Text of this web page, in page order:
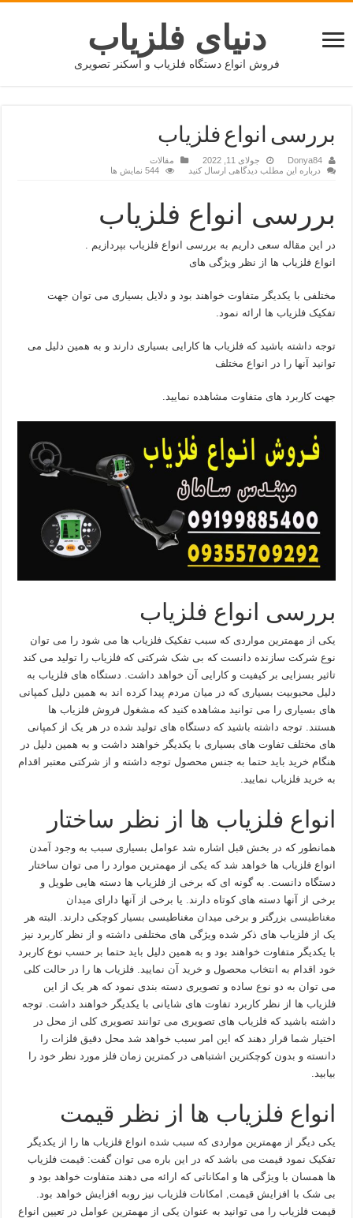
دنیای فلزیاب
فروش انواع دستگاه فلزیاب و اسکنر تصویری
بررسی انواع فلزیاب
Donya84 جولای 11, 2022
مقالات
درباره این مطلب دیدگاهی ارسال کنید
544 نمایش ها
بررسی انواع فلزیاب
در این مقاله سعی داریم به بررسی انواع فلزیاب بپردازیم .
انواع فلزیاب ها از نظر ویژگی های
مختلفی با یکدیگر متفاوت خواهند بود و دلایل بسیاری می توان جهت
تفکیک فلزیاب ها ارائه نمود.
توجه داشته باشید که فلزیاب ها کارایی بسیاری دارند و به همین دلیل می
توانید آنها را در انواع مختلف
جهت کاربرد های متفاوت مشاهده نمایید.
بررسی انواع فلزیاب
یکی از مهمترین مواردی که سبب تفکیک فلزیاب ها می شود را می توان
نوع شرکت سازنده دانست که بی شک شرکتی که فلزیاب را تولید می کند
تاثیر بسزایی بر کیفیت و کارایی آن خواهد داشت. دستگاه های فلزیاب به
دلیل محبوبیت بسیاری که در میان مردم پیدا کرده اند به همین دلیل کمپانی
های بسیاری را می توانید مشاهده کنید که مشغول فروش فلزیاب ها
هستند. توجه داشته باشید که دستگاه های تولید شده در هر یک از کمپانی
های مختلف تفاوت های بسیاری با یکدیگر خواهند داشت و به همین دلیل در
هنگام خرید باید حتما به جنس محصول توجه داشته و از شرکتی معتبر اقدام
به خرید فلزیاب نمایید.
انواع فلزیاب ها از نظر ساختار
همانطور که در بخش قبل اشاره شد عوامل بسیاری سبب به وجود آمدن
انواع فلزیاب ها خواهد شد که یکی از مهمترین موارد را می توان ساختار
دستگاه دانست. به گونه ای که برخی از فلزیاب ها دسته هایی طویل و
برخی از آنها دسته های کوتاه دارند. یا برخی از آنها دارای میدان
مغناطیسی بزرگتر و برخی میدان مغناطیسی بسیار کوچکی دارند. البته هر
یک از فلزیاب های ذکر شده ویژگی های مختلفی داشته و از نظر کاربرد نیز
با یکدیگر متفاوت خواهند بود و به همین دلیل باید حتما بر حسب نوع کاربرد
خود اقدام به انتخاب محصول و خرید آن نمایید. فلزیاب ها را در حالت کلی
می توان به دو نوع ساده و تصویری دسته بندی نمود که هر یک از این
فلزیاب ها از نظر کاربرد تفاوت های شایانی با یکدیگر خواهند داشت. توجه
داشته باشید که فلزیاب های تصویری می توانند تصویری کلی از محل در
اختیار شما قرار دهند که این امر سبب خواهد شد محل دقیق فلزات را
دانسته و بدون کوچکترین اشتباهی در کمترین زمان فلز مورد نظر خود را
بیابید.
انواع فلزیاب ها از نظر قیمت
یکی دیگر از مهمترین مواردی که سبب شده انواع فلزیاب ها را از یکدیگر
تفکیک نمود قیمت می باشد که در این باره می توان گفت: قیمت فلزیاب
ها همسان با ویژگی ها و امکاناتی که ارائه می دهند متفاوت خواهد بود و
بی شک با افزایش قیمت, امکانات فلزیاب نیز روبه افزایش خواهد بود.
قیمت فلزیاب را می توانید به عنوان یکی از مهمترین عوامل در تعیین انواع